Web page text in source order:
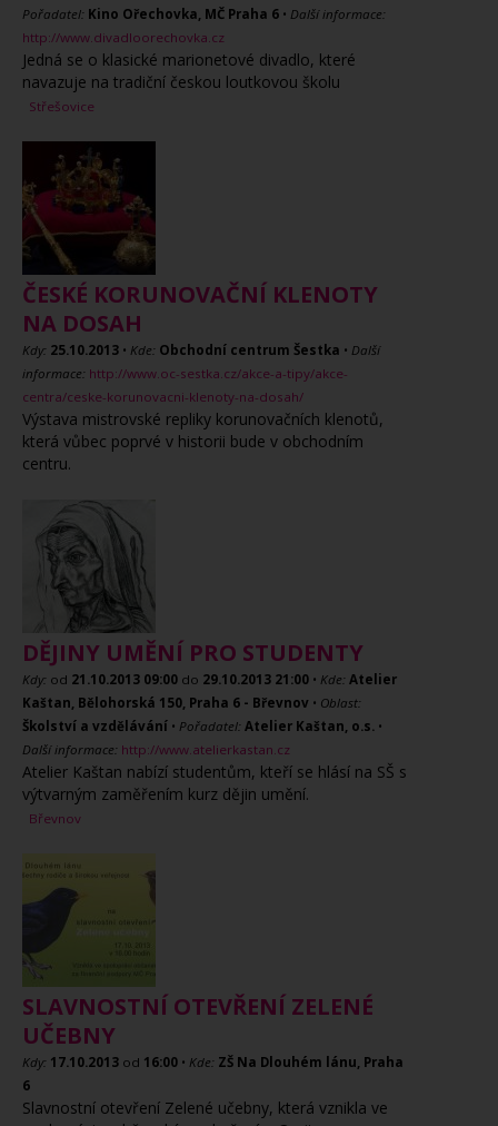
Pořadatel: Kino Ořechovka, MČ Praha 6 • Další informace:
http://www.divadloorechovka.cz
Jedná se o klasické marionetové divadlo, které
navazuje na tradiční českou loutkovou školu
Střešovice
ČESKÉ KORUNOVAČNÍ KLENOTY
NA DOSAH
Kdy: 25.10.2013 • Kde: Obchodní centrum Šestka • Další
informace: http://www.oc-sestka.cz/akce-a-tipy/akce-
centra/ceske-korunovacni-klenoty-na-dosah/
Výstava mistrovské repliky korunovačních klenotů,
která vůbec poprvé v historii bude v obchodním
centru.
DĚJINY UMĚNÍ PRO STUDENTY
Kdy: od 21.10.2013 09:00 do 29.10.2013 21:00 • Kde: Atelier
Kaštan, Bělohorská 150, Praha 6 - Břevnov • Oblast:
Školství a vzdělávání • Pořadatel: Atelier Kaštan, o.s. •
Další informace: http://www.atelierkastan.cz
Atelier Kaštan nabízí studentům, kteří se hlásí na SŠ s
výtvarným zaměřením kurz dějin umění.
Břevnov
SLAVNOSTNÍ OTEVŘENÍ ZELENÉ
UČEBNY
Kdy: 17.10.2013 od 16:00 • Kde: ZŠ Na Dlouhém lánu, Praha
6
Slavnostní otevření Zelené učebny, která vznikla ve